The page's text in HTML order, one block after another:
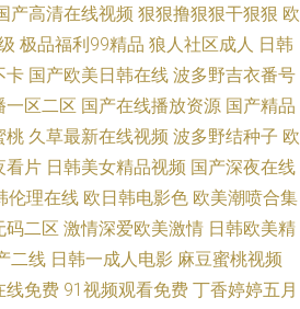
产高清在线视频 狠狠撸狠狠干狠狠 欧
极品福利99精品 狼人社区成人 日韩
卡 国产欧美日韩在线 波多野吉衣番号
一区二区 国产在线播放资源 国产精品
桃 久草最新在线视频 波多野结种子 欧
看片 日韩美女精品视频 国产深夜在线
伦理在线 欧日韩电影色 欧美潮喷合集
码二区 激情深爱欧美激情 日韩欧美精
二线 日韩一成人电影 麻豆蜜桃视频
线免费 91视频观看免费 丁香婷婷五月